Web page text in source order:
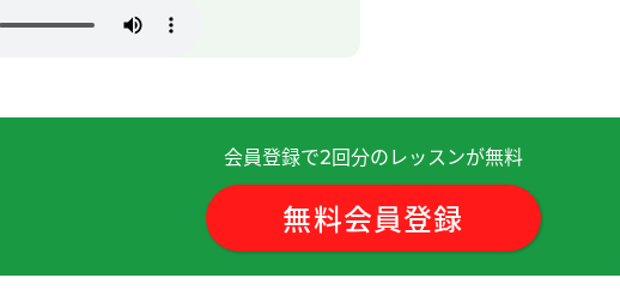
题。时间过得真快。谢谢老师！下次见！( 女性 )
学习新的东西。有的大学教授得了老人痴呆症。下次见吧。 ( 男性 )
会員登録で2回分のレッスンが無料
無料会員登録